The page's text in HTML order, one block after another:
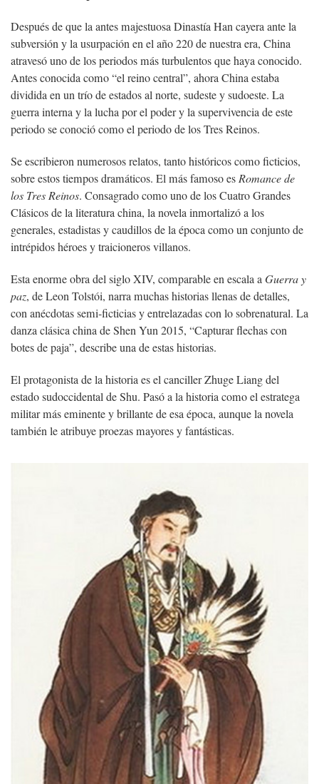
Después de que la antes majestuosa Dinastía Han cayera ante la
subversión y la usurpación en el año 220 de nuestra era, China
atravesó uno de los periodos más turbulentos que haya conocido.
Antes conocida como “el reino central”, ahora China estaba
dividida en un trío de estados al norte, sudeste y sudoeste. La
guerra interna y la lucha por el poder y la supervivencia de este
periodo se conoció como el periodo de los Tres Reinos.
Se escribieron numerosos relatos, tanto históricos como ficticios,
sobre estos tiempos dramáticos. El más famoso es Romance de
los Tres Reinos. Consagrado como uno de los Cuatro Grandes
Clásicos de la literatura china, la novela inmortalizó a los
generales, estadistas y caudillos de la época como un conjunto de
intrépidos héroes y traicioneros villanos.
Esta enorme obra del siglo XIV, comparable en escala aGuerra y
paz, de Leon Tolstói, narra muchas historias llenas de detalles,
con anécdotas semi-ficticias y entrelazadas con lo sobrenatural. La
danza clásica china de Shen Yun 2015, “Capturar flechas con
botes de paja”, describe una de estas historias.
El protagonista de la historia es el canciller Zhuge Liang del
estado sudoccidental de Shu. Pasó a la historia como el estratega
militar más eminente y brillante de esa época, aunque la novela
también le atribuye proezas mayores y fantásticas.